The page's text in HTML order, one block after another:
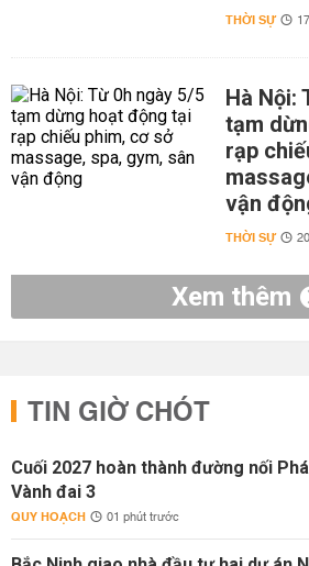
THỜI SỰ
Hà Nội:
tạm
rạp
vận
THỜI SỰ
Xem thêm
TIN GIỜ CHÓT
Cuối 2027 hoàn thành đường nối
Vành đai 3
QUY HOẠCH 01 phút trước